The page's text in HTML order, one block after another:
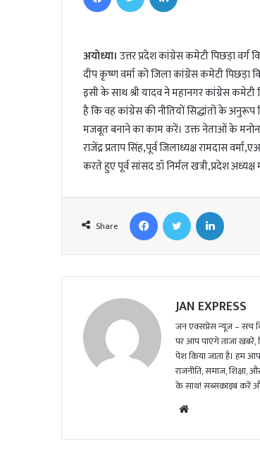
d
e
m
a
i
l
अयोध्या। उत्तर प्रदेश कांग्रेस कमेटी पिछड़ा
दीप कृष्ण वर्मा को जिला कांग्रेस कमेटी पिछड़ा
इसी के साथ श्री यादव ने महानगर कांग्रेस कमेटी
है कि वह कांग्रेस की नीतियों सिद्धांतों के
मजबूत बनाने का काम करें। उक्त नेताओं के
राजेंद्र प्रताप सिंह,पूर्व जिलाध्यक्ष रामदास
करते हुए पूर्व सांसद डॉ निर्मल खत्री,प्रदेश
Share
JAN EXPRESS
जन एक्सप्रेस न्यूज़ – सच
पर आप पाएंगे ताजा खबरें,
पेश किया जाता है। हम
राजनीति, समाज,
के साथ! सब्सक्राइब करें
te